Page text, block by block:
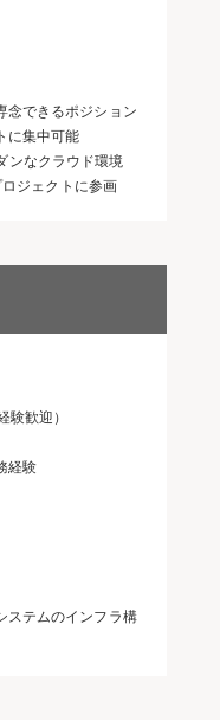
念できるポジション
に集中可能
ンなクラウド環境
ジェクトに参画
験歓迎）
経験
ステムのインフラ構